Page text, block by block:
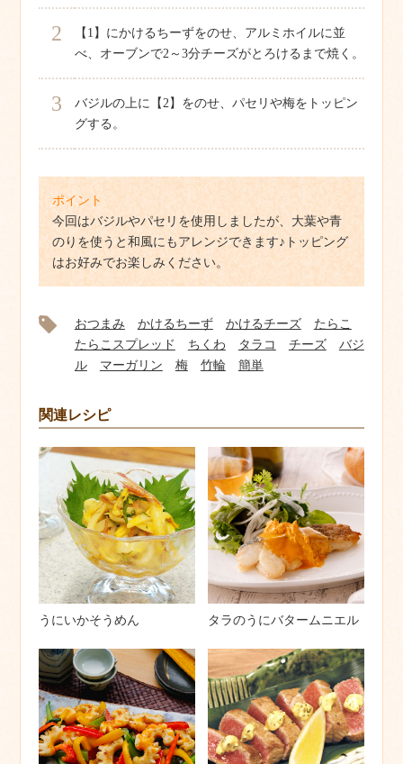
2
【1】にかけるちーずをのせ、アルミホイルに並
べ、オーブンで2～3分チーズがとろけるまで焼く。
3
バジルの上に【2】をのせ、パセリや梅をトッピン
グする。
ポイント
今回はバジルやパセリを使用しましたが、大葉や青
のりを使うと和風にもアレンジできます♪トッピング
はお好みでお楽しみください。
おつまみ かけるちーず かけるチーズ
たらこ
たらこスプレッド
ちくわ タラコ チーズ
バジ
ル
マーガリン 梅 竹輪 簡単
関連レシピ
うにいかそうめん タラのうにバタームニエル